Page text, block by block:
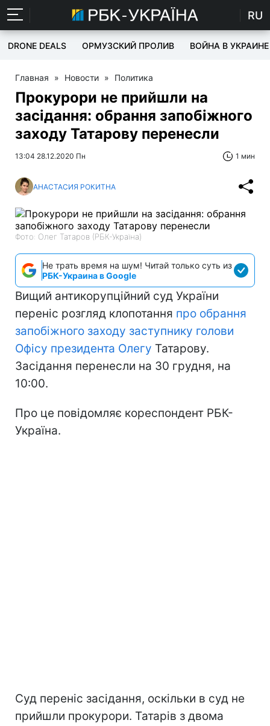
RU
DRONE DEALS ОРМУЗСКИЙ ПРОЛИВ ВОЙНА В УКРАИНЕ
Главная » Новости » Политика
Прокурори не прийшли на
засідання: обрання запобіжного
заходу Татарову перенесли
13:04 28.12.2020 Пн 1 мин
АНАСТАСИЯ РОКИТНА
Фото: Олег Татаров (РБК-Україна)
Не трать время на шум! Читай только суть из
РБК-Украина в Google
Вищий антикорупційний суд України
переніс розгляд клопотання про обрання
запобіжного заходу заступнику голови
Офісу президента Олегу Татарову.
Засідання перенесли на 30 грудня, на
10:00.
Про це повідомляє кореспондент РБК-
Україна.
Суд переніс засідання, оскільки в суд не
прийшли прокурори. Татарів з двома